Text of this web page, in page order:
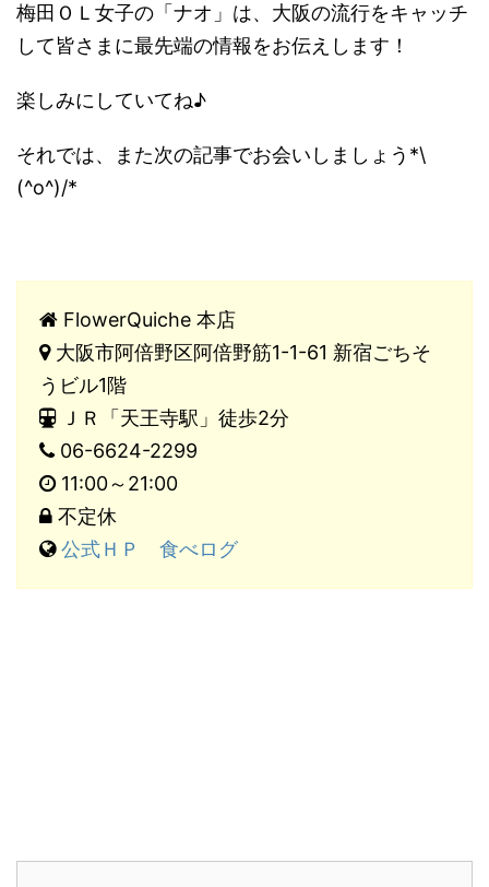
梅田ＯＬ女子の「ナオ」は、大阪の流行をキャッチ
して皆さまに最先端の情報をお伝えします！
楽しみにしていてね♪
それでは、また次の記事でお会いしましょう*\
(^o^)/*
FlowerQuiche 本店
大阪市阿倍野区阿倍野筋1-1-61 新宿ごちそ
うビル1階
ＪＲ「天王寺駅」徒歩2分
06-6624-2299
11:00～21:00
不定休
公式ＨＰ
食べログ